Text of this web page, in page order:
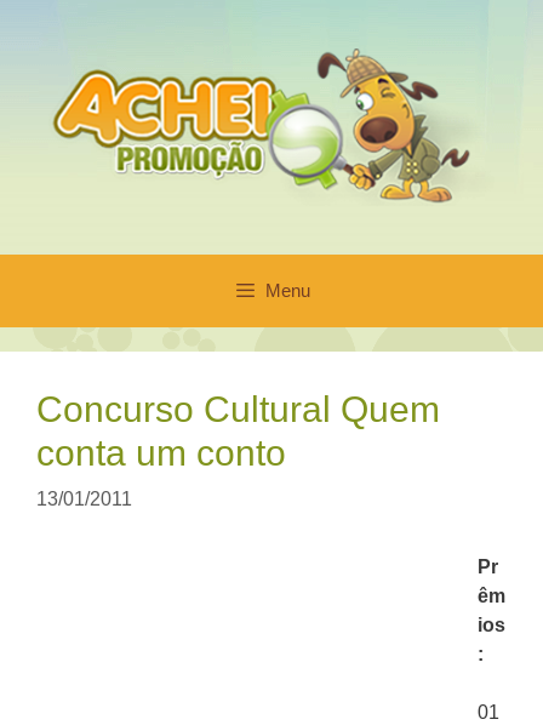
conteúdo
Menu
Concurso Cultural Quem
conta um conto
13/01/2011
Pr
êm
ios
:
01